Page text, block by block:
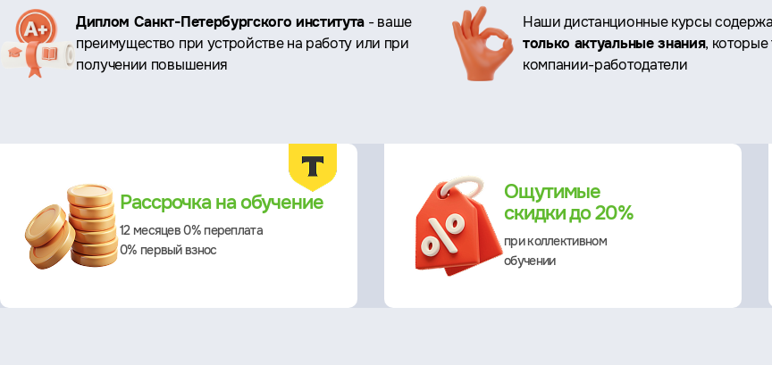
Ключевые
преимущества
Диплом Санкт-Петербургского института - ваше
преимущество при устройстве на работу или при
получении повышения
Наши дистанционные курсы
только актуальные знания,
компании-работодатели
Рассрочка на обучение
12 месяцев 0% переплата
0% первый взнос
Ощутимые
скидки до 20%
при коллективном
обучении